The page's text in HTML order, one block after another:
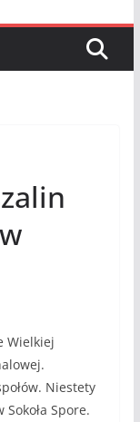
Niestety
Spore.